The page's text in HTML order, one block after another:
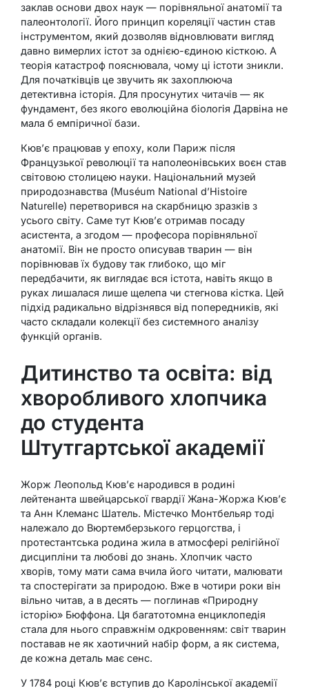
заклав основи двох наук — порівняльної анатомії та
палеонтології. Його принцип кореляції частин став
інструментом, який дозволяв відновлювати вигляд
давно вимерлих істот за однією-єдиною кісткою. А
теорія катастроф пояснювала, чому ці істоти зникли.
Для початківців це звучить як захоплююча
детективна історія. Для просунутих читачів — як
фундамент, без якого еволюційна біологія Дарвіна не
мала б емпіричної бази.
Кюв’є працював у епоху, коли Париж після
Французької революції та наполеонівських воєн став
світовою столицею науки. Національний музей
природознавства (Muséum National d’Histoire
Naturelle) перетворився на скарбницю зразків з
усього світу. Саме тут Кюв’є отримав посаду
асистента, а згодом — професора порівняльної
анатомії. Він не просто описував тварин — він
порівнював їх будову так глибоко, що міг
передбачити, як виглядає вся істота, навіть якщо в
руках лишалася лише щелепа чи стегнова кістка. Цей
підхід радикально відрізнявся від попередників, які
часто складали колекції без системного аналізу
функцій органів.
Дитинство та освіта: від
хворобливого хлопчика
до студента
Штутгартської академії
Жорж Леопольд Кюв’є народився в родині
лейтенанта швейцарської гвардії Жана-Жоржа Кюв’є
та Анн Клеманс Шатель. Містечко Монтбельяр тоді
належало до Вюртемберзького герцогства, і
протестантська родина жила в атмосфері релігійної
дисципліни та любові до знань. Хлопчик часто
хворів, тому мати сама вчила його читати, малювати
та спостерігати за природою. Вже в чотири роки він
вільно читав, а в десять — поглинав «Природну
історію» Бюффона. Ця багатотомна енциклопедія
стала для нього справжнім одкровенням: світ тварин
поставав не як хаотичний набір форм, а як система,
де кожна деталь має сенс.
У 1784 році Кюв’є вступив до Каролінської академії